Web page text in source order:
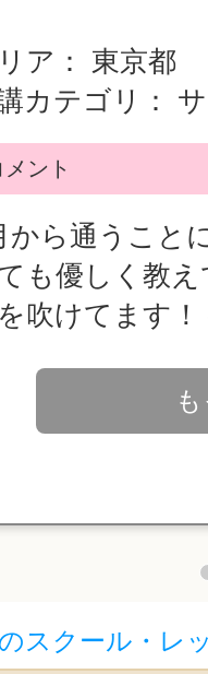
ア：
東京都
カテゴリ：
メント
から通うこと
も優しく教
吹けてます
スクール・レ